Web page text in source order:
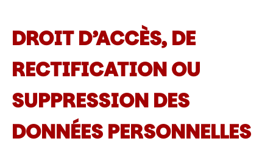
DROIT D’ACCÈS, DE
RECTIFICATION OU
SUPPRESSION DES
DONNÉES PERSONNELLES